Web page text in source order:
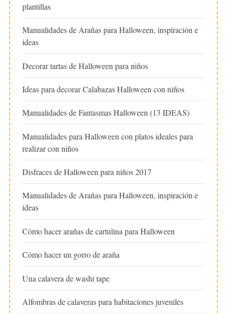
plantillas
Manualidades de Arañas para Halloween, inspiración e
ideas
Decorar tartas de Halloween para niños
Ideas para decorar Calabazas Halloween con niños
Manualidades de Fantasmas Halloween (13 IDEAS)
Manualidades para Halloween con platos ideales para
realizar con niños
Disfraces de Halloween para niños 2017
Manualidades de Arañas para Halloween, inspiración e
ideas
Cómo hacer arañas de cartulina para Halloween
Cómo hacer un gorro de araña
Una calavera de washi tape
Alfombras de calaveras para habitaciones juveniles